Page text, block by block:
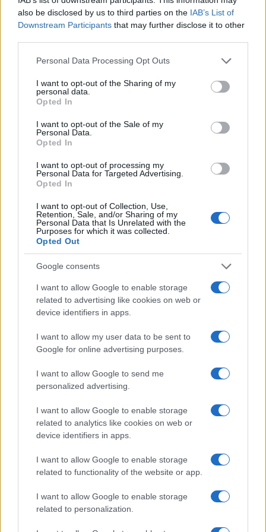
also be disclosed by us to third parties on the IAB’s List of
Downstream Participants that may further disclose it to other
Please note that this website/app uses one or more Google
not limited to your visit or usage behaviour. You may click to
grant or deny consent to Google and its third-party tags to
use your data for below specified purposes in below Google
consent section.
Personal Data Processing Opt Outs
I want to opt-out of the Sharing of my
personal data.
Opted In
I want to opt-out of the Sale of my
Personal Data.
Opted In
I want to opt-out of processing my
Personal Data for Targeted Advertising.
Opted In
I want to opt-out of Collection, Use,
Retention, Sale, and/or Sharing of my
Personal Data that Is Unrelated with the
Purposes for which it was collected.
Opted Out
Google consents
I want to allow Google to enable storage
related to advertising like cookies on web or
device identifiers in apps.
I want to allow my user data to be sent to
Google for online advertising purposes.
I want to allow Google to send me
personalized advertising.
I want to allow Google to enable storage
related to analytics like cookies on web or
device identifiers in apps.
I want to allow Google to enable storage
related to functionality of the website or app.
I want to allow Google to enable storage
related to personalization.
A jelentés kiemeli továbbá az e hálózathoz
tartozó médiumokat, köztük az Al-Hiwar, az
EPAL és az Infopal médiumokat, amelyek a
múltban együttműködtek a Hamászhoz
kötődő olyan médiumokkal, mint a Shehab, és
amelyek a Hamász-barát hálózat európai
tevékenységének szócsöveként szolgálnak.
Botrányos: Élő pajzsként védik az
UNIFIL ír békefenntartói a Hezbollah
A jelentésben kiemelt másik kérdés, hogy a
Muzulmán Testvériség tengelye – amelynek a
Hamász is tagja – „civil” frontokat használ az
iszlamista ideológiák előmozdítására,
amelyek a dawah-ra, vagyis az iszlám
hirdetésére helyezik a hangsúlyt, miközben
közösségi szolgáltatásokat kínálnak a
radikális iszlám tömegek körében történő
terjesztésére és a Hamász ideológiájának
vonzóvá tételére.
Emmanuel Navon, az ELNET vezérigazgatója
hozzátette: „Ezen eredmények fényében az
ELNET sürgeti az európai kormányokat, hogy
gyors lépéseket tegyenek, alaposan
vizsgálják ki és zárják be ezeket a Hamászhoz
kötődő szervezeteket, hogy
megakadályozzák a Hamász további